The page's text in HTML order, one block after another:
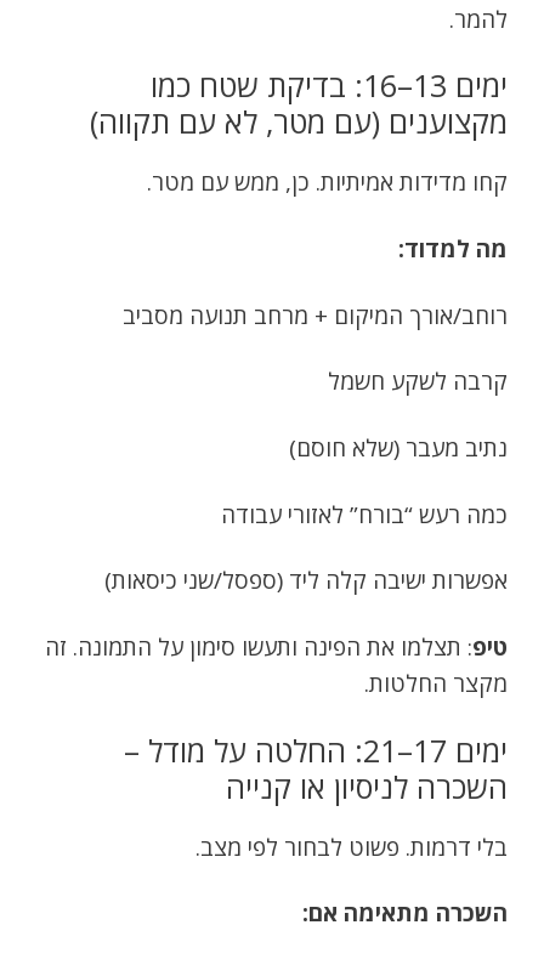
להמר.
ימים 13–16: בדיקת שטח כמו
מקצוענים (עם מטר, לא עם תקווה)
קחו מדידות אמיתיות. כן, ממש עם מטר.
מה למדוד:
רוחב/אורך המיקום + מרחב תנועה מסביב
קרבה לשקע חשמל
נתיב מעבר (שלא חוסם)
כמה רעש “בורח” לאזורי עבודה
אפשרות ישיבה קלה ליד (ספסל/שני כיסאות)
טיפ: תצלמו את הפינה ותעשו סימון על התמונה. זה
מקצר החלטות.
ימים 17–21: החלטה על מודל –
השכרה לניסיון או קנייה
בלי דרמות. פשוט לבחור לפי מצב.
השכרה מתאימה אם: